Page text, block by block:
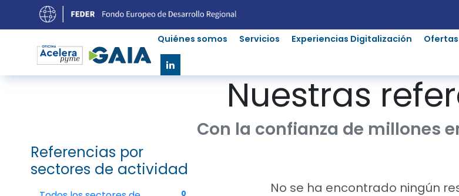
Quiénes somos Servicios Experiencias Digitalización
Nuestras
Con la confianza de millones
Referencias por
sectores de actividad
0 No se ha encontrado ningún